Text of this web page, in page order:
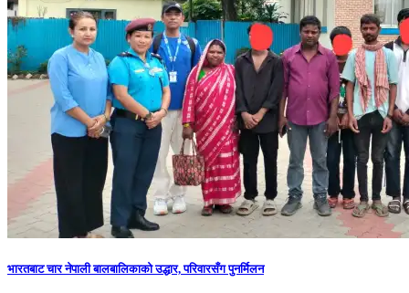
भारतबाट चार नेपाली बालबालिकाको उद्धार, परिवारसँग पुनर्मिलन